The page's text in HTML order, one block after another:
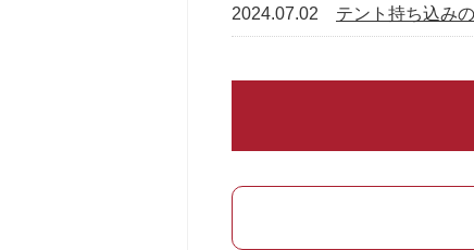
2024.07.02 テント持ち込み